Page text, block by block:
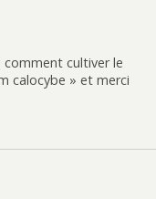
comment cultiver le
calocybe » et merci